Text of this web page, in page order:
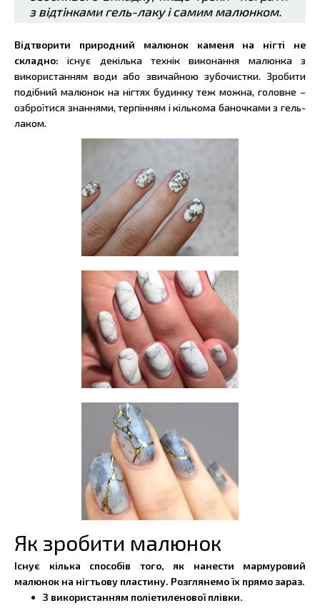
з відтінками гель-лаку і самим малюнком.
Відтворити природний малюнок каменя на нігті не
складно: існує декілька технік виконання малюнка з
використанням води або звичайною зубочистки. Зробити
подібний малюнок на нігтях будинку теж можна, головне –
озброїтися знаннями, терпінням і кількома баночками з гель-
лаком.
Як зробити малюнок
Існує кілька способів того, як нанести мармуровий
малюнок на нігтьову пластину. Розглянемо їх прямо зараз.
З використанням поліетиленової плівки.